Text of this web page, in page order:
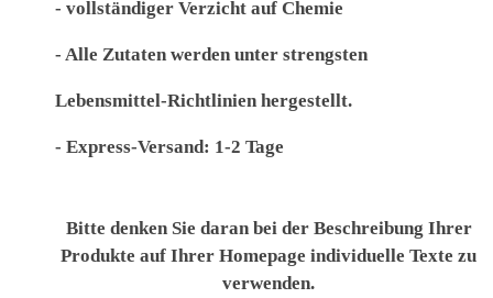
- vollständiger Verzicht auf Chemie
- Alle Zutaten werden unter strengsten
Lebensmittel-Richtlinien hergestellt.
- Express-Versand: 1-2 Tage
Bitte denken Sie daran bei der Beschreibung Ihrer
Produkte auf Ihrer Homepage individuelle Texte zu
verwenden.